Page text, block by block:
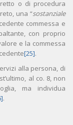
o di procedura
una “sostanziale
commessa e
con proprio
e la commessa
[25].
alla persona, di
al co. 8, non
ma individua
.